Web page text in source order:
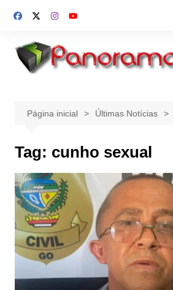
para
conteúdo
Página inicial Últimas Notícias
Tag: cunho sexual